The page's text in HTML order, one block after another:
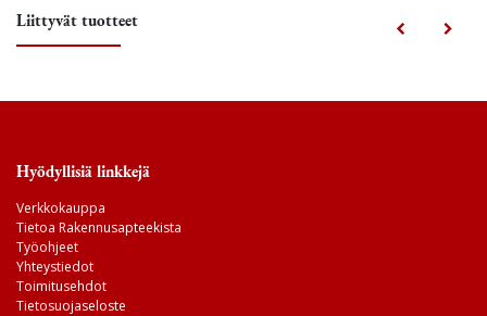
Liittyvät tuotteet
Hyödyllisiä linkkejä
Verkkokauppa
Tietoa Rakennusapteekista
Työohjeet
Yhteystiedot
Toimitusehdot
Tietosuojaseloste